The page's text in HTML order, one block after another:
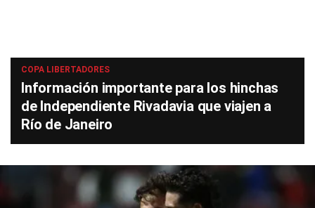
COPA LIBERTADORES
Información importante para los hinchas
de Independiente Rivadavia que viajen a
Río de Janeiro